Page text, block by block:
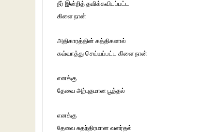
நீர் இன்றித் தவிக்கவிடப்பட்ட
கிளை நான்
அதிகாரத்தின் கத்திகளால்
கவ்வாத்து செய்யப்பட்ட கிளை நான்
எனக்கு
தேவை அற்புதமான பூத்தல்
எனக்கு
தேவை சுதந்திரமான வளர்தல்